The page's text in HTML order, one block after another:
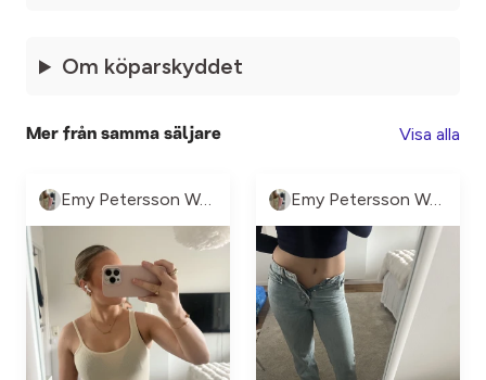
Om köparskyddet
Mer från samma säljare Visa alla
Emy Petersson Wennborg Emy Petersson Wennborg